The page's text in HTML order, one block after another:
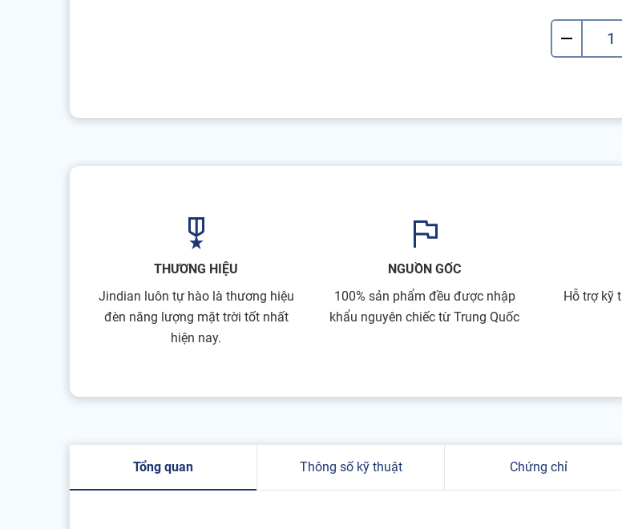
THƯƠNG HIỆU
Jindian luôn tự hào là thương hiệu
đèn năng lượng mặt trời tốt nhất
hiện nay.
NGUỒN GỐC
100% sản phẩm đều được nhập
khẩu nguyên chiếc từ Trung Quốc
Hỗ trợ kỹ
Tổng quan Thông số kỹ thuật Chứng chỉ